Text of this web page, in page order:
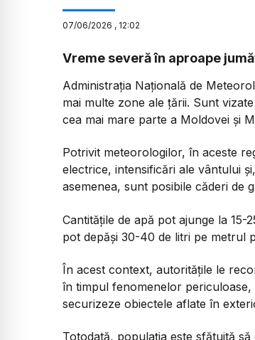
07/06/2026 , 12:02
Vreme severă în aproape
Administrația Națională de
mai multe zone ale țării. Sunt
cea mai mare parte a Moldovei și
Potrivit meteorologilor, în aceste
electrice, intensificări ale vântului
asemenea, sunt posibile căderi de
Cantitățile de apă pot ajunge la
pot depăși 30-40 de litri pe metrul
În acest context, autoritățile le
în timpul fenomenelor
securizeze obiectele aflate în
Totodată, populația este sfătuită